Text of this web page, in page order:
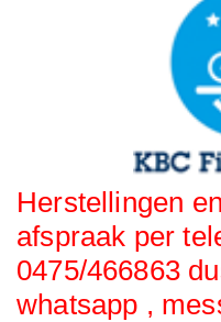
Herstellingen
afspraak per
0475/466863
whatsapp ,